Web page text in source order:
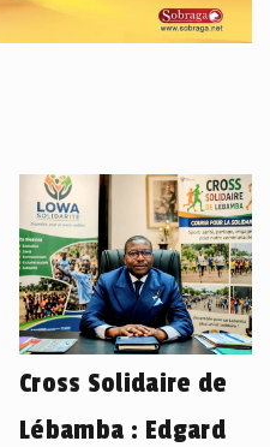
Cross Solidaire de
Lébamba : Edgard